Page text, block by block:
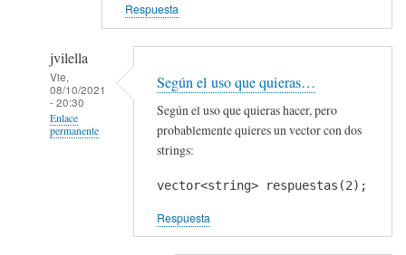
Respuesta
jvilella
Vie,
08/10/2021
- 20:30
Enlace
permanente
Según el uso que quieras…
Según el uso que quieras hacer, pero
probablemente quieres un vector con dos
strings:
vector<string> respuestas(2);
Respuesta